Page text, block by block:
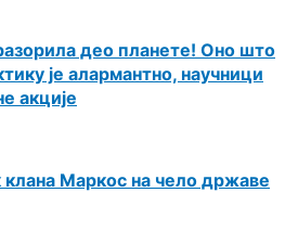
део планете! Оно што
је алармантно, научници
акције
Маркос на чело државе